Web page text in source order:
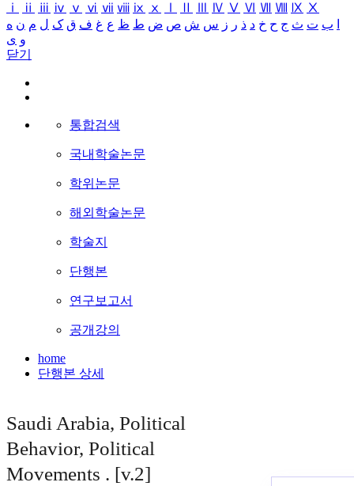
ⅰ
ⅱ ⅲ ⅳ ⅴ ⅵ ⅶ ⅷ ⅸ ⅹ Ⅳ Ⅴ Ⅵ Ⅶ Ⅷ Ⅸ Ⅹ
ب ت ث ج ح خ د ذ ر ز س ش ص ض ط ظ ع غ ف ق ک ل م ن ه
و ی
닫기
통합검색
국내학술논문
학위논문
해외학술논문
학술지
단행본
연구보고서
공개강의
home
단행본 상세
Saudi Arabia, Political
Behavior, Political
Movements . [v.2]